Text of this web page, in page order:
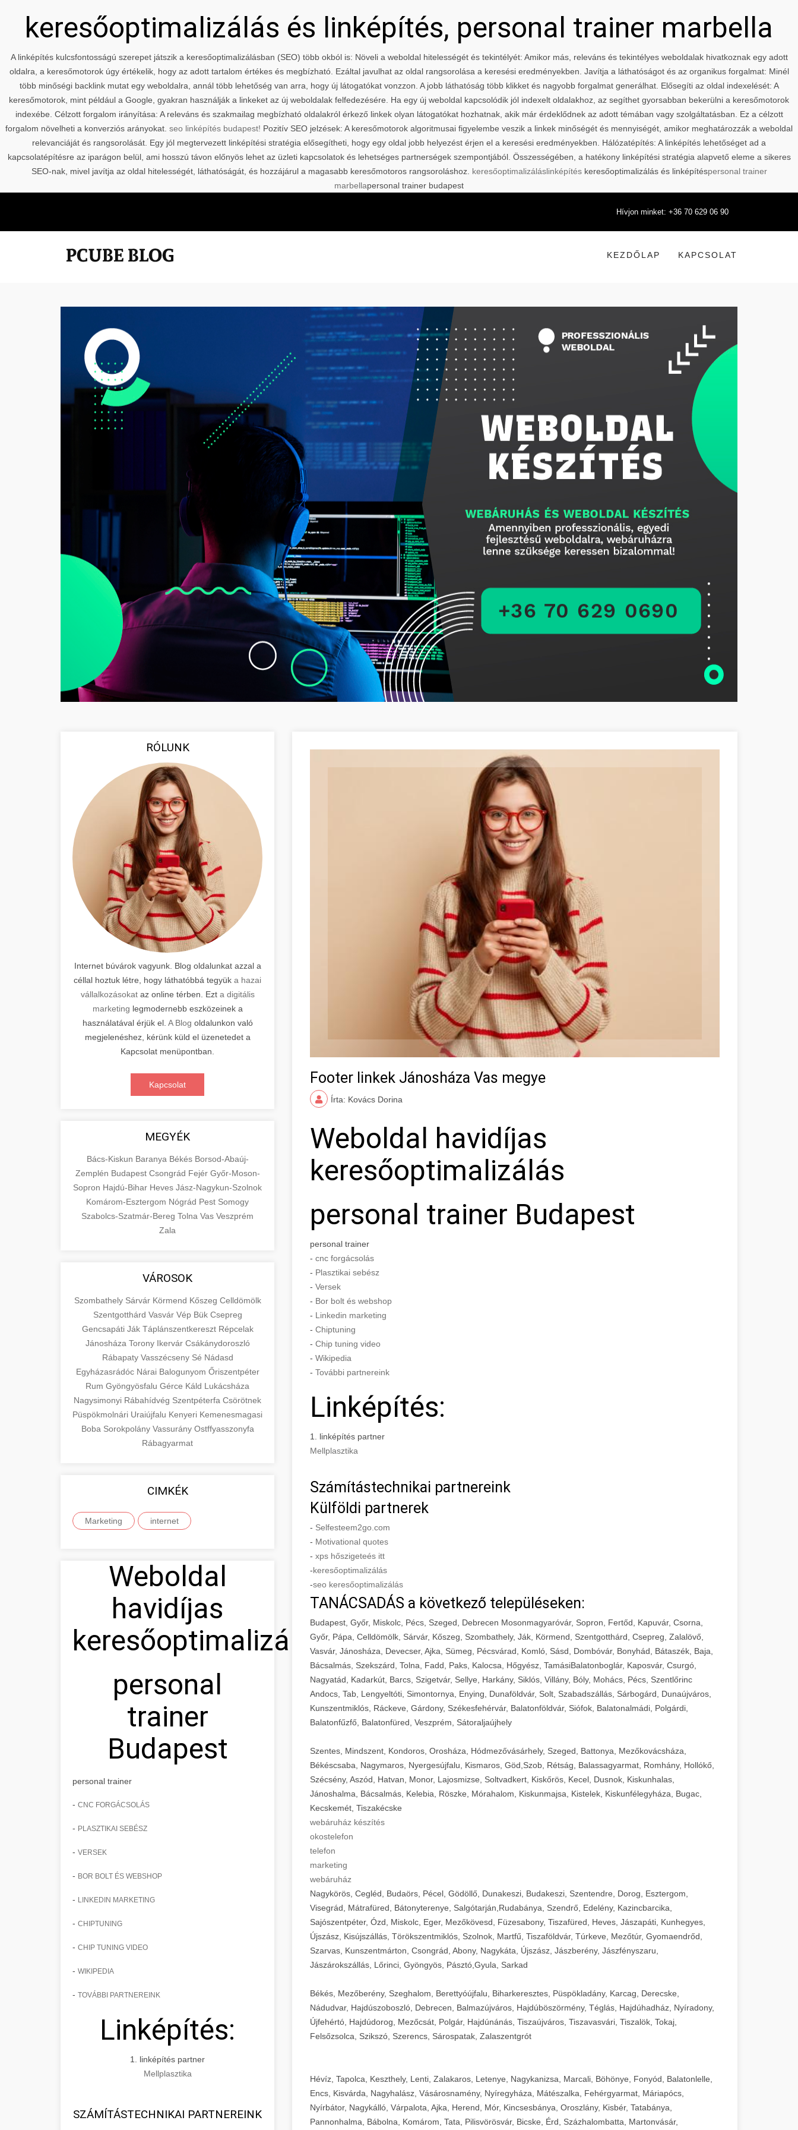
keresőoptimalizálás és linképítés, personal trainer marbella
A linképítés kulcsfontosságú szerepet játszik a keresőoptimalizálásban (SEO) több okból is: Növeli a weboldal hitelességét és tekintélyét: Amikor más, releváns és tekintélyes weboldalak hivatkoznak egy adott
oldalra, a keresőmotorok úgy értékelik, hogy az adott tartalom értékes és megbízható. Ezáltal javulhat az oldal rangsorolása a keresési eredményekben. Javítja a láthatóságot és az organikus forgalmat: Minél
több minőségi backlink mutat egy weboldalra, annál több lehetőség van arra, hogy új látogatókat vonzzon. A jobb láthatóság több klikket és nagyobb forgalmat generálhat. Elősegíti az oldal indexelését: A
keresőmotorok, mint például a Google, gyakran használják a linkeket az új weboldalak felfedezésére. Ha egy új weboldal kapcsolódik jól indexelt oldalakhoz, az segíthet gyorsabban bekerülni a keresőmotorok
indexébe. Célzott forgalom irányítása: A releváns és szakmailag megbízható oldalakról érkező linkek olyan látogatókat hozhatnak, akik már érdeklődnek az adott témában vagy szolgáltatásban. Ez a célzott
forgalom növelheti a konverziós arányokat. seo linképítés budapest! Pozitív SEO jelzések: A keresőmotorok algoritmusai figyelembe veszik a linkek minőségét és mennyiségét, amikor meghatározzák a weboldal
relevanciáját és rangsorolását. Egy jól megtervezett linképítési stratégia elősegítheti, hogy egy oldal jobb helyezést érjen el a keresési eredményekben. Hálózatépítés: A linképítés lehetőséget ad a
kapcsolatépítésre az iparágon belül, ami hosszú távon előnyös lehet az üzleti kapcsolatok és lehetséges partnerségek szempontjából. Összességében, a hatékony linképítési stratégia alapvető eleme a sikeres
SEO-nak, mivel javítja az oldal hitelességét, láthatóságát, és hozzájárul a magasabb keresőmotoros rangsoroláshoz. keresőoptimalizáláslinképítéskeresőoptimalizálás és linképítéspersonal trainer
marbellapersonal trainer budapest
Hívjon minket: +36 70 629 06 90
KEZDŐLAP KAPCSOLAT
RÓLUNK
Internet búvárok vagyunk. Blog oldalunkat azzal a
céllal hoztuk létre, hogy láthatóbbá tegyük a hazai
vállalkozásokataz online térben. Ezt a digitális
marketing legmodernebb eszközeinek a
használatával érjük el. A Blog oldalunkon való
megjelenéshez, kérünk küld el üzenetedet a
Kapcsolat menüpontban.
Kapcsolat
MEGYÉK
Bács-Kiskun Baranya Békés Borsod-Abaúj-
Zemplén Budapest Csongrád Fejér Győr-Moson-
Sopron Hajdú-Bihar Heves Jász-Nagykun-Szolnok
Komárom-Esztergom Nógrád Pest Somogy
Szabolcs-Szatmár-Bereg Tolna Vas Veszprém
Zala
VÁROSOK
Szombathely Sárvár Körmend Kőszeg Celldömölk
Szentgotthárd Vasvár Vép Bük Csepreg
Gencsapáti Ják Táplánszentkereszt Répcelak
Jánosháza Torony Ikervár Csákánydoroszló
Rábapaty Vasszécseny Sé Nádasd
Egyházasrádóc Nárai Balogunyom Őriszentpéter
Rum Gyöngyösfalu Gérce Káld Lukácsháza
Nagysimonyi Rábahídvég Szentpéterfa Csörötnek
Püspökmolnári Uraiújfalu Kenyeri Kemenesmagasi
Boba Sorokpolány Vassurány Ostffyasszonyfa
Rábagyarmat
CIMKÉK
Marketing internet
Weboldal
havidíjas
keresőoptimalizálás
personal
trainer
Budapest
personal trainer
- CNC FORGÁCSOLÁS
- PLASZTIKAI SEBÉSZ
- VERSEK
- BOR BOLT ÉS WEBSHOP
- LINKEDIN MARKETING
- CHIPTUNING
- CHIP TUNING VIDEO
- WIKIPEDIA
- TOVÁBBI PARTNEREINK
Linképítés:
1. linképítés partner
Mellplasztika
SZÁMÍTÁSTECHNIKAI PARTNEREINK
Footer linkek Jánosháza Vas megye
Írta: Kovács Dorina
Weboldal havidíjas
keresőoptimalizálás
personal trainer Budapest
personal trainer
- cnc forgácsolás
- Plasztikai sebész
- Versek
- Bor bolt és webshop
- Linkedin marketing
- Chiptuning
- Chip tuning video
- Wikipedia
- További partnereink
Linképítés:
1. linképítés partner
Mellplasztika
Számítástechnikai partnereink
Külföldi partnerek
- Selfesteem2go.com
- Motivational quotes
- xps hőszigeteés itt
-keresőoptimalizálás
-seo keresőoptimalizálás
TANÁCSADÁS a következő településeken:
Budapest, Győr, Miskolc, Pécs, Szeged, Debrecen Mosonmagyaróvár, Sopron, Fertőd, Kapuvár, Csorna,
Győr, Pápa, Celldömölk, Sárvár, Kőszeg, Szombathely, Ják, Körmend, Szentgotthárd, Csepreg, Zalalövő,
Vasvár, Jánosháza, Devecser, Ajka, Sümeg, Pécsvárad, Komló, Sásd, Dombóvár, Bonyhád, Bátaszék, Baja,
Bácsalmás, Szekszárd, Tolna, Fadd, Paks, Kalocsa, Hőgyész, TamásiBalatonboglár, Kaposvár, Csurgó,
Nagyatád, Kadarkút, Barcs, Szigetvár, Sellye, Harkány, Siklós, Villány, Bóly, Mohács, Pécs, Szentlőrinc
Andocs, Tab, Lengyeltóti, Simontornya, Enying, Dunaföldvár, Solt, Szabadszállás, Sárbogárd, Dunaújváros,
Kunszentmiklós, Ráckeve, Gárdony, Székesfehérvár, Balatonföldvár, Siófok, Balatonalmádi, Polgárdi,
Balatonfűzfő, Balatonfüred, Veszprém, Sátoraljaújhely
Szentes, Mindszent, Kondoros, Orosháza, Hódmezővásárhely, Szeged, Battonya, Mezőkovácsháza,
Békéscsaba, Nagymaros, Nyergesújfalu, Kismaros, Göd,Szob, Rétság, Balassagyarmat, Romhány, Hollókő,
Szécsény, Aszód, Hatvan, Monor, Lajosmizse, Soltvadkert, Kiskőrös, Kecel, Dusnok, Kiskunhalas,
Jánoshalma, Bácsalmás, Kelebia, Röszke, Mórahalom, Kiskunmajsa, Kistelek, Kiskunfélegyháza, Bugac,
Kecskemét, Tiszakécske
webáruház készítés
okostelefon
telefon
marketing
webáruház
Nagykörös, Cegléd, Budaörs, Pécel, Gödöllő, Dunakeszi, Budakeszi, Szentendre, Dorog, Esztergom,
Visegrád, Mátrafüred, Bátonyterenye, Salgótarján,Rudabánya, Szendrő, Edelény, Kazincbarcika,
Sajószentpéter, Ózd, Miskolc, Eger, Mezőkövesd, Füzesabony, Tiszafüred, Heves, Jászapáti, Kunhegyes,
Újszász, Kisújszállás, Törökszentmiklós, Szolnok, Martfű, Tiszaföldvár, Túrkeve, Mezőtúr, Gyomaendrőd,
Szarvas, Kunszentmárton, Csongrád, Abony, Nagykáta, Újszász, Jászberény, Jászfényszaru,
Jászárokszállás, Lőrinci, Gyöngyös, Pásztó,Gyula, Sarkad
Békés, Mezőberény, Szeghalom, Berettyóújfalu, Biharkeresztes, Püspökladány, Karcag, Derecske,
Nádudvar, Hajdúszoboszló, Debrecen, Balmazújváros, Hajdúböszörmény, Téglás, Hajdúhadház, Nyíradony,
Újfehértó, Hajdúdorog, Mezőcsát, Polgár, Hajdúnánás, Tiszaújváros, Tiszavasvári, Tiszalök, Tokaj,
Felsőzsolca, Szikszó, Szerencs, Sárospatak, Zalaszentgrót
Hévíz, Tapolca, Keszthely, Lenti, Zalakaros, Letenye, Nagykanizsa, Marcali, Böhönye, Fonyód, Balatonlelle,
Encs, Kisvárda, Nagyhalász, Vásárosnamény, Nyíregyháza, Mátészalka, Fehérgyarmat, Máriapócs,
Nyírbátor, Nagykálló, Várpalota, Ajka, Herend, Mór, Kincsesbánya, Oroszlány, Kisbér, Tatabánya,
Pannonhalma, Bábolna, Komárom, Tata, Pilisvörösvár, Bicske, Érd, Százhalombatta, Martonvásár,